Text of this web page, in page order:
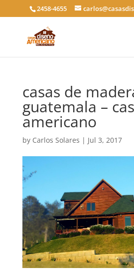
2458-4655
casas de
guatemala –
americano
by Carlos Solares | Jul 3, 2017